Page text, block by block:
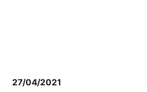
27/04/2021